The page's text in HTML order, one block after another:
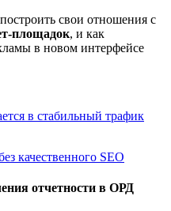
свои отношения с
площадок, и как
в новом интерфейсе
в стабильный трафик
качественного SEO
отчетности в ОРД